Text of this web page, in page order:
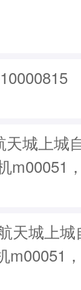
城上城
m00051
天城上
m00051